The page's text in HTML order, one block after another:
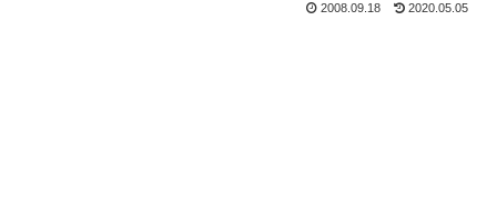
2008.09.18 2020.05.05